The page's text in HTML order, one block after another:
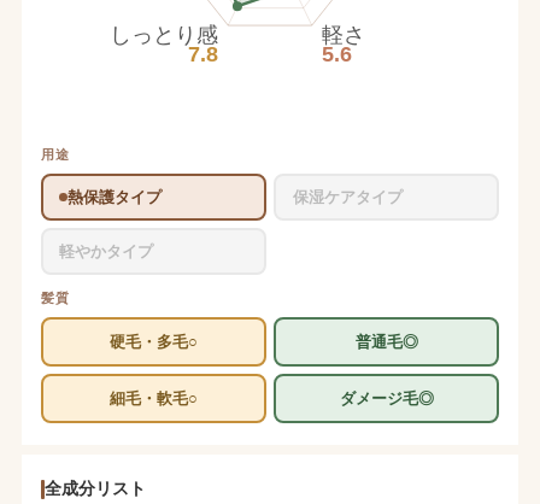
軽さ
5.6
しっとり感
7.8
用途
熱保護タイプ 保湿ケアタイプ
軽やかタイプ
髪質
硬毛・多毛○ 普通毛◎
細毛・軟毛○ ダメージ毛◎
全成分リスト